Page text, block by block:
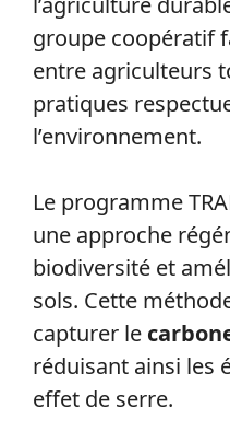
groupe coopératif
entre agriculteurs
pratiques
l’environnement.
Le programme
une approche
biodiversité et
sols. Cette
capturer le
réduisant ainsi les
effet de serre.